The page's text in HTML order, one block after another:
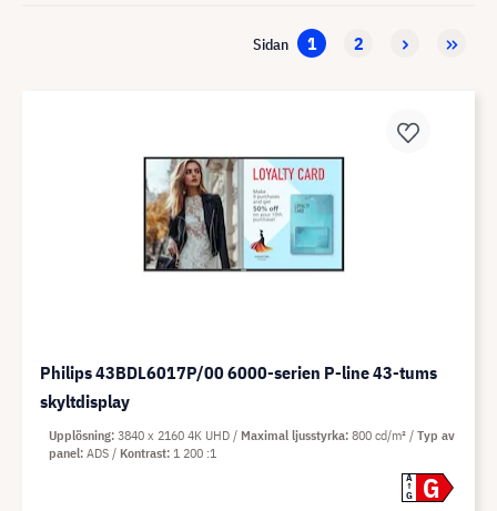
Sidan 1 2
Philips 43BDL6017P/00 6000-serien P-line 43-tums
skyltdisplay
A
G
G
Upplösning 3840 x 2160 4K UHD Maximal ljusstyrka 800 cd/m²
Typ av
panel ADS Kontrast 1 200 :1